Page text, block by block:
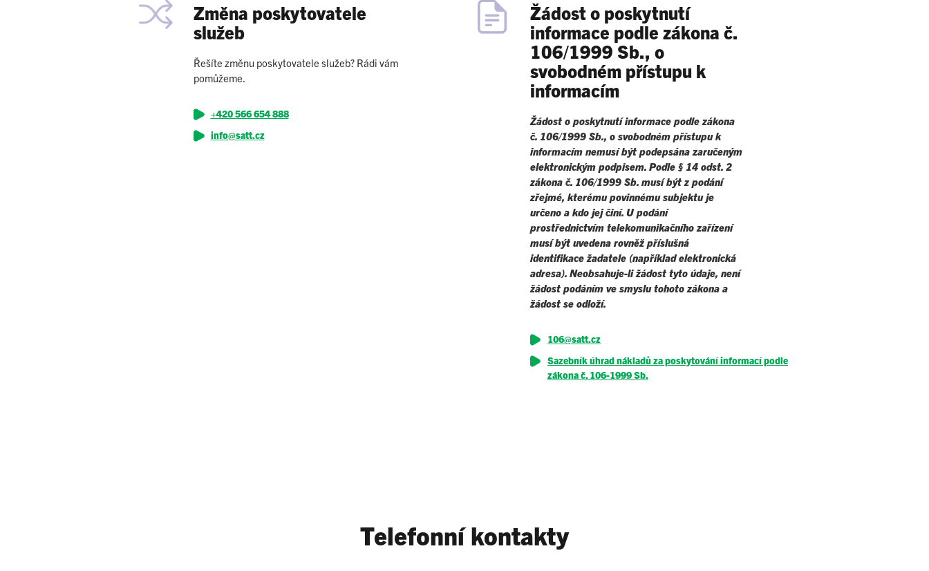
Změna poskytovatele
služeb
Řešíte změnu poskytovatele služeb? Rádi vám
pomůžeme.
+420 566 654 888
info@satt.cz
Žádost o poskytnutí
informace podle zákona č.
106/1999 Sb., o
svobodném přístupu k
informacím
Žádost o poskytnutí informace podle zákona
č. 106/1999 Sb., o svobodném přístupu k
informacím nemusí být podepsána zaručeným
elektronickým podpisem. Podle § 14 odst. 2
zákona č. 106/1999 Sb. musí být z podání
zřejmé, kterému povinnému subjektu je
určeno a kdo jej činí. U podání
prostřednictvím telekomunikačního zařízení
musí být uvedena rovněž příslušná
identifikace žadatele (například elektronická
adresa). Neobsahuje-li žádost tyto údaje, není
žádost podáním ve smyslu tohoto zákona a
žádost se odloží.
106@satt.cz
Sazebník úhrad nákladů za poskytování informací podle
zákona č. 106-1999 Sb.
Telefonní kontakty